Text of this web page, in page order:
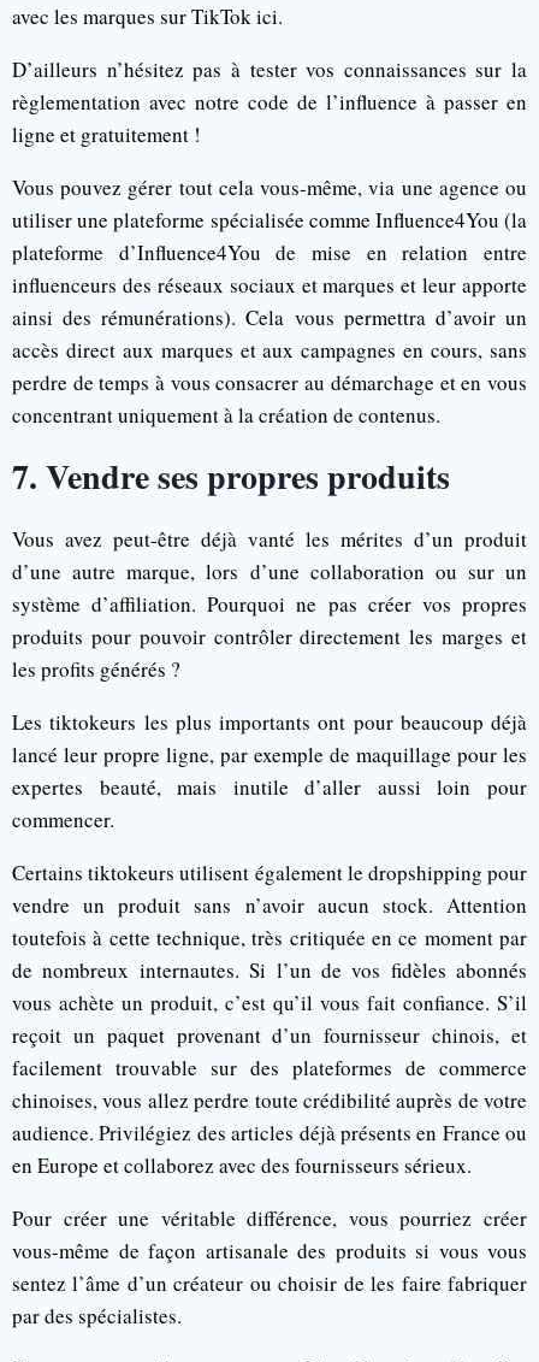
avec les marques sur TikTok ici.
D’ailleurs n’hésitez pas à tester vos connaissances sur la
règlementation avec notre code de l’influence à passer en
ligne et gratuitement !
Vous pouvez gérer tout cela vous-même, via une agence ou
utiliser une plateforme spécialisée comme Influence4You (la
plateforme d’Influence4You de mise en relation entre
influenceurs des réseaux sociaux et marques et leur apporte
ainsi des rémunérations). Cela vous permettra d’avoir un
accès direct aux marques et aux campagnes en cours, sans
perdre de temps à vous consacrer au démarchage et en vous
concentrant uniquement à la création de contenus.
7. Vendre ses propres produits
Vous avez peut-être déjà vanté les mérites d’un produit
d’une autre marque, lors d’une collaboration ou sur un
système d’affiliation. Pourquoi ne pas créer vos propres
produits pour pouvoir contrôler directement les marges et
les profits générés ?
Les tiktokeurs les plus importants ont pour beaucoup déjà
lancé leur propre ligne, par exemple de maquillage pour les
expertes beauté, mais inutile d’aller aussi loin pour
commencer.
Certains tiktokeurs utilisent également le dropshipping pour
vendre un produit sans n’avoir aucun stock. Attention
toutefois à cette technique, très critiquée en ce moment par
de nombreux internautes. Si l’un de vos fidèles abonnés
vous achète un produit, c’est qu’il vous fait confiance. S’il
reçoit un paquet provenant d’un fournisseur chinois, et
facilement trouvable sur des plateformes de commerce
chinoises, vous allez perdre toute crédibilité auprès de votre
audience. Privilégiez des articles déjà présents en France ou
en Europe et collaborez avec des fournisseurs sérieux.
Pour créer une véritable différence, vous pourriez créer
vous-même de façon artisanale des produits si vous vous
sentez l’âme d’un créateur ou choisir de les faire fabriquer
par des spécialistes.